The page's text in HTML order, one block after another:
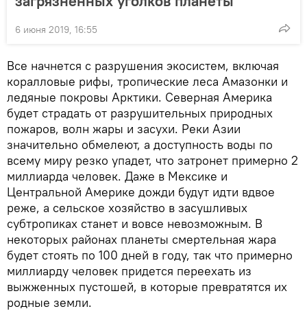
6 июня 2019, 16:55
Все начнется с разрушения экосистем, включая
коралловые рифы, тропические леса Амазонки и
ледяные покровы Арктики. Северная Америка
будет страдать от разрушительных природных
пожаров, волн жары и засухи. Реки Азии
значительно обмелеют, а доступность воды по
всему миру резко упадет, что затронет примерно 2
миллиарда человек. Даже в Мексике и
Центральной Америке дожди будут идти вдвое
реже, а сельское хозяйство в засушливых
субтропиках станет и вовсе невозможным. В
некоторых районах планеты смертельная жара
будет стоять по 100 дней в году, так что примерно
миллиарду человек придется переехать из
выжженных пустошей, в которые превратятся их
родные земли.